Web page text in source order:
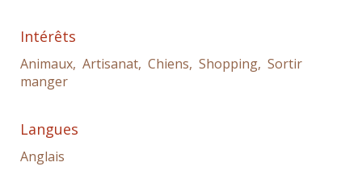
Intérêts
Animaux, Artisanat, Chiens, Shopping, Sortir
manger
Langues
Anglais